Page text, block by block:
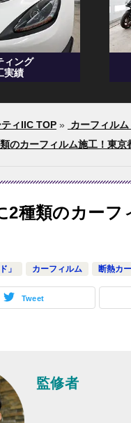
ィング
実績
ティIIC TOP » カーフィル
のカーフィルム施工！東
2種類のカーフ
」
カーフィルム 断熱カ
Tweet
監修者